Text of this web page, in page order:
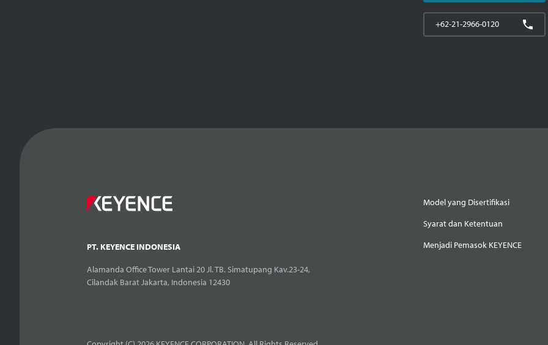
+62-21-2966-0120
PT. KEYENCE INDONESIA
Alamanda Office Tower Lantai 20 Jl. TB. Simatupang Kav.23-24,
Cilandak Barat Jakarta, Indonesia 12430
Model yang Disertifikasi
Syarat dan Ketentuan
Menjadi Pemasok KEYENCE